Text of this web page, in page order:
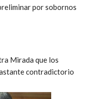
por sobornos
Mirada que los
contradictorio